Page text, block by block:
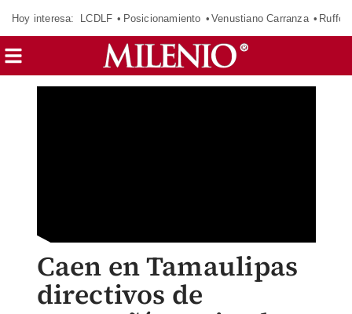
Hoy interesa: LCDLF Posicionamiento Venustiano Carranza Ruffo
Caen en Tamaulipas
directivos de